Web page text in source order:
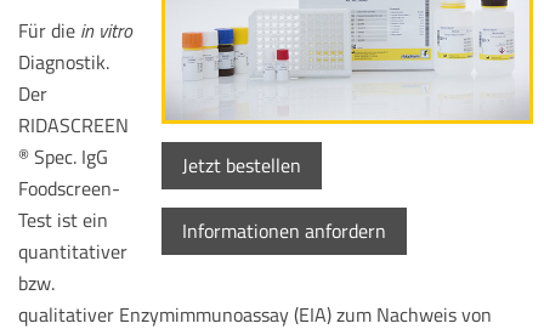
Jetzt bestellen
Informationen anfordern
Für die in vitro
Diagnostik.
Der
RIDASCREEN
® Spec. IgG
Foodscreen-
Test ist ein
quantitativer
bzw.
qualitativer Enzymimmunoassay (EIA) zum Nachweis von